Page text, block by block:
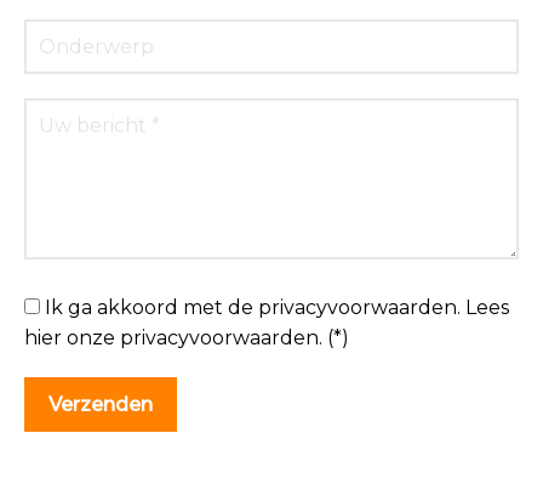
Ik ga akkoord met de privacyvoorwaarden. Lees
hier onze privacyvoorwaarden. (*)